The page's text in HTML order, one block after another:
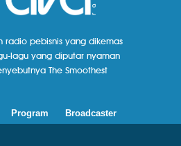
radio pebisnis yang dikemas
lagu yang diputar nyaman
The Smoothest
Program Broadcaster